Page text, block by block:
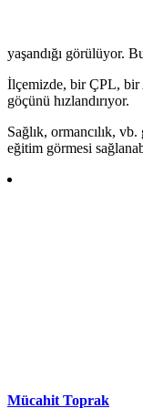
yaşandığı görülüyor.
İlçemizde, bir ÇPL, bir
göçünü hızlandırıyor.
Sağlık, ormancılık,
eğitim görmesi
Mücahit Toprak